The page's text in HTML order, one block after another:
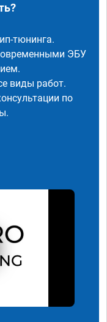
тюнинга.
ЭБУ
виды работ.
по